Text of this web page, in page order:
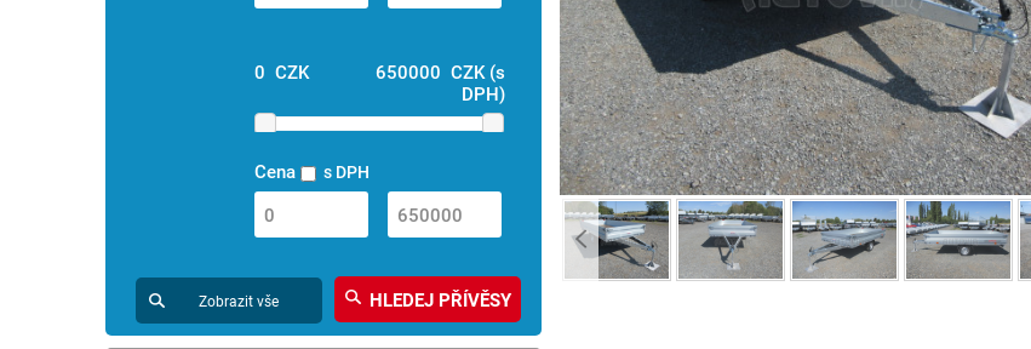
0 CZK
650000 CZK (s
DPH)
Cena s DPH
Zobrazit vše